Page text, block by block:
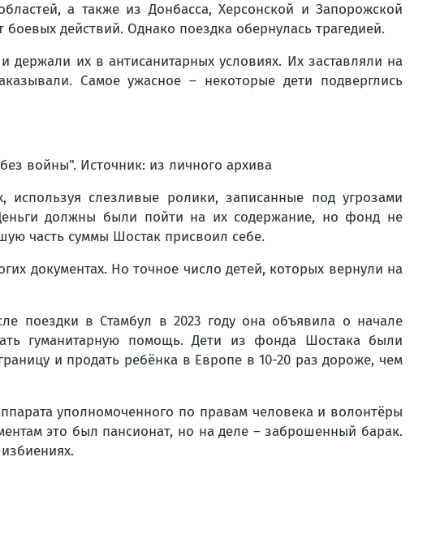
а также из Донбасса, Херсонской и Запорожской
действий. Однако поездка обернулась трагедией.
их в антисанитарных условиях. Их заставляли на
Самое ужасное – некоторые дети подверглись
войны". Источник: из личного архива
слезливые ролики, записанные под угрозами
должны были пойти на их содержание, но фонд не
часть суммы Шостак присвоил себе.
документах. Но точное число детей, которых вернули на
поездки в Стамбул в 2023 году она объявила о начале
гуманитарную помощь. Дети из фонда Шостака были
и продать ребёнка в Европе в 10-20 раз дороже, чем
уполномоченного по правам человека и волонтёры
это был пансионат, но на деле – заброшенный барак.